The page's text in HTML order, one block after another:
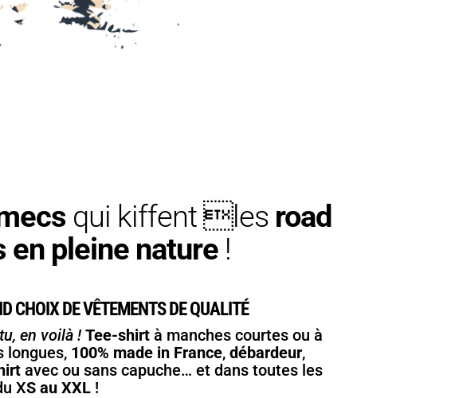
qui kiffent les road
en pleine nature !
CHOIX DE VÊTEMENTS DE QUALITÉ
en voilà ! Tee-shirt à manches courtes ou à
longues, 100% made in France, débardeur,
avec ou sans capuche… et dans toutes les
XS au XXL !